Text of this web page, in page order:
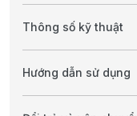
Thông số kỹ thuật
Hướng dẫn sử dụng